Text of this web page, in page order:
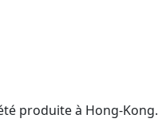
produite à Hong-Kong.